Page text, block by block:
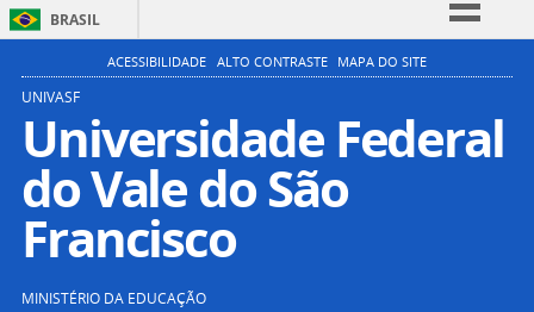
BRASIL
Simplifique!
Participe
Acesso à informação
Legislação
ACESSIBILIDADE ALTO CONTRASTE MAPA DO SITE
UNIVASF
Universidade Federal
do Vale do São
Francisco
MINISTÉRIO DA EDUCAÇÃO